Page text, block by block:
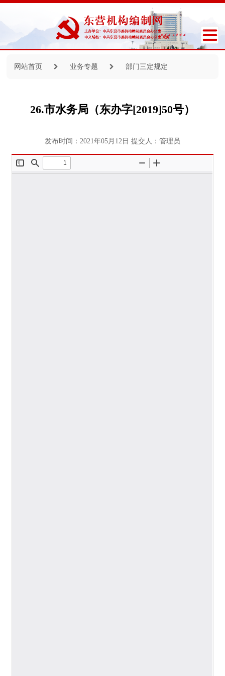
网站首页 业务专题 部门三定规定
26.市水务局（东办字[2019]50号）
发布时间：2021年05月12日 提交人：管理员